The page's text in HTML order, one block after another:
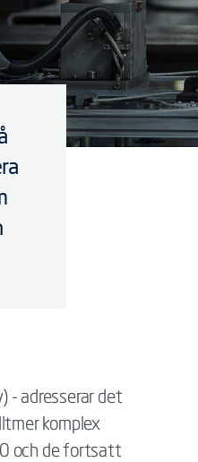
- adresserar det
komplex
och de fortsatt